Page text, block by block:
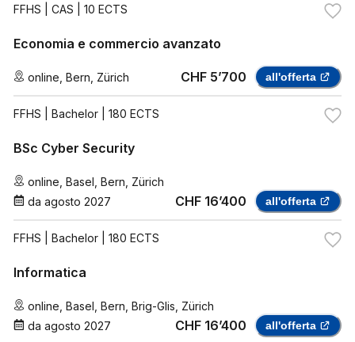
FFHS | CAS | 10 ECTS
Economia e commercio avanzato
online Bern Zürich CHF 5’700 all'offerta
FFHS | Bachelor | 180 ECTS
BSc Cyber Security
online Basel Bern Zürich
da agosto 2027 CHF 16’400 all'offerta
FFHS | Bachelor | 180 ECTS
Informatica
online Basel Bern Brig-Glis Zürich
da agosto 2027 CHF 16’400 all'offerta